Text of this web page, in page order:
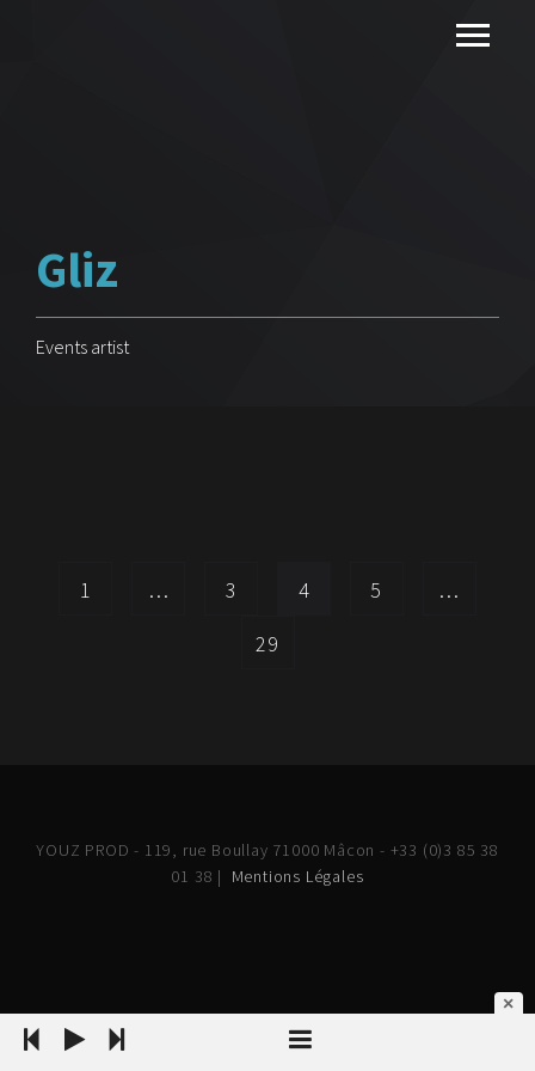
Gliz
Events artist
1 … 3 4 5
…
29
YOUZ PROD - 119, rue Boullay 71000 Mâcon - +33 (0)3 85 38
01 38 | Mentions Légales